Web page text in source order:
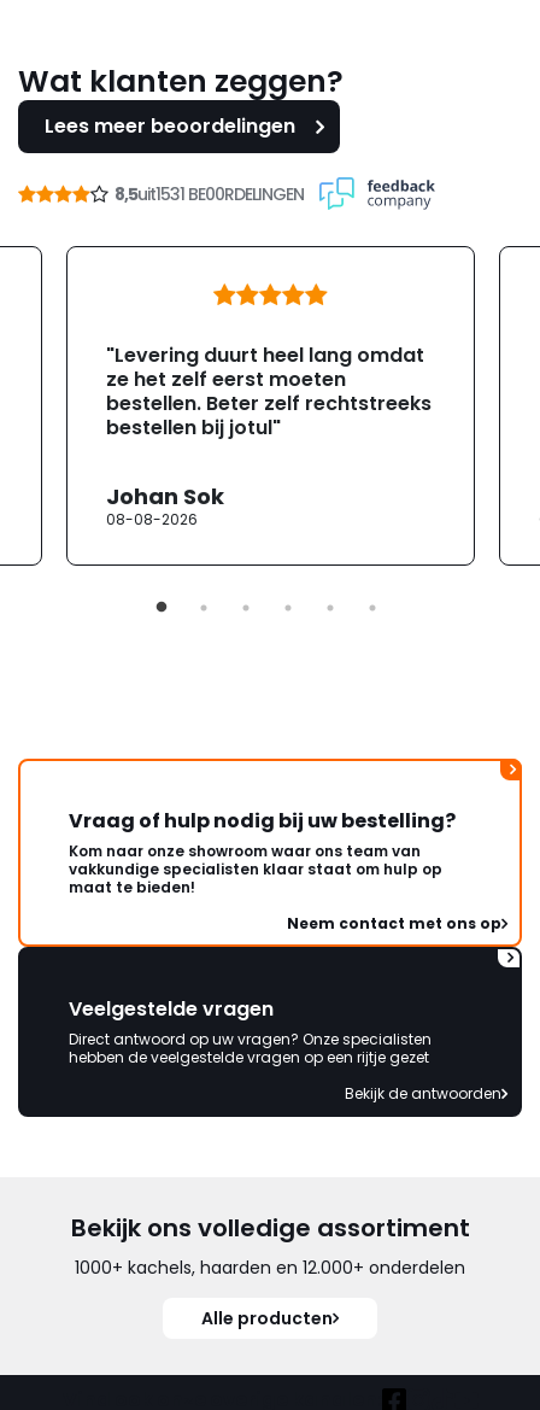
Wat klanten zeggen?
Lees meer beoordelingen
8,5uit1531 BE00RDELINGEN
"Levering duurt heel lang omdat
ze het zelf eerst moeten
bestellen. Beter zelf rechtstreeks
bestellen bij jotul"
Johan Sok
08-08-2026
Vraag of hulp nodig bij uw bestelling?
Kom naar onze showroom waar ons team van
vakkundige specialisten klaar staat om hulp op
maat te bieden!
Neem contact met ons op
Veelgestelde vragen
Direct antwoord op uw vragen? Onze specialisten
hebben de veelgestelde vragen op een rijtje gezet
Bekijk de antwoorden
Bekijk ons volledige assortiment
1000+ kachels, haarden en 12.000+ onderdelen
Alle producten